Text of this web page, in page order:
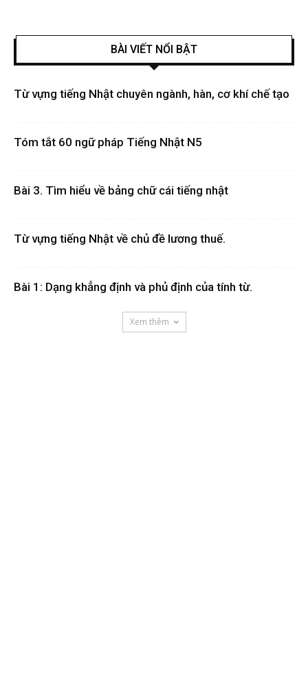
BÀI VIẾT NỔI BẬT
Từ vựng tiếng Nhật chuyên ngành, hàn, cơ khí chế tạo
Tóm tắt 60 ngữ pháp Tiếng Nhật N5
Bài 3. Tìm hiểu về bảng chữ cái tiếng nhật
Từ vựng tiếng Nhật về chủ đề lương thuế.
Bài 1: Dạng khẳng định và phủ định của tính từ.
Xem thêm